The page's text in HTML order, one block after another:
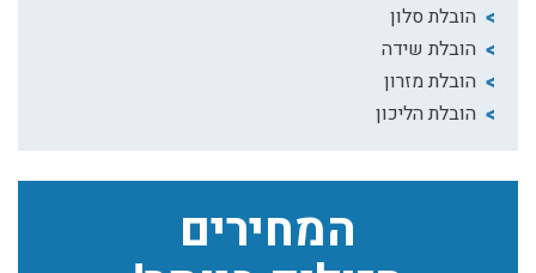
הובלת סלון
הובלת שידה
הובלת מזרון
הובלת הליכון
המחירים